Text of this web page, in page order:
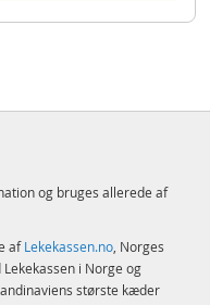
og bruges allerede af
afLekekassen.no, Norges
i Norge og
største kæder